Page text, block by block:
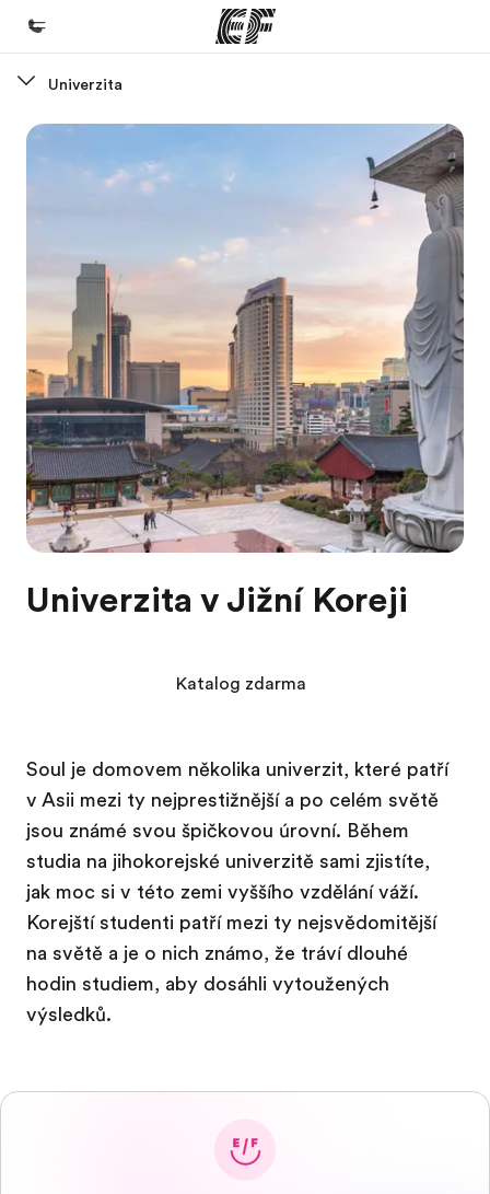
Vítejte v EF
Všechny programy
Kanceláře
Najděte nejbližší kancelář
O nás
Kdo jsme
Kariéra
Přidejte se k nám do týmu
Univerzita
Univerzita v Jižní Koreji
Soul je domovem několika univerzit, které patří
v Asii mezi ty nejprestižnější a po celém světě
jsou známé svou špičkovou úrovní. Během
studia na jihokorejské univerzitě sami zjistíte,
jak moc si v této zemi vyššího vzdělání váží.
Korejští studenti patří mezi ty nejsvědomitější
na světě a je o nich známo, že tráví dlouhé
hodin studiem, aby dosáhli vytoužených
výsledků.
Katalog zdarma